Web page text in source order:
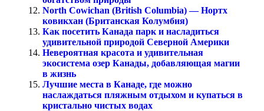
North Cowichan (British Columbia) — Нортх
ковикхан (Британская Колумбия)
Как посетить Канада парк и насладиться
удивительной природой Северной Америки
Невероятная красота и удивительная
экосистема озер Канады, добавляющая магии
в жизнь
Лучшие места в Канаде, где можно
наслаждаться пляжным отдыхом и купаться в
кристально чистых водах